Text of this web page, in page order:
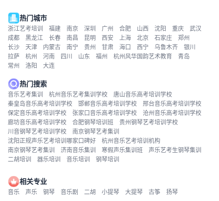
热门城市
浙江艺考培训 福建 南京 深圳 广州 合肥 山西 沈阳 重庆
武汉
成都
黑龙江 长春 南昌 昆明 西安 上海 北京 石家庄
郑州
长沙
天津 内蒙古 南宁 贵州 甘肃 海口 西宁 乌鲁木齐
银川
拉萨
杭州 河南 四川 山东 福州 杭州风华国韵艺术教育
青岛
常州
洛阳 大连
热门搜索
音乐艺考集训 杭州音乐艺考集训学校
唐山音乐高考培训学校
秦皇岛音乐高考培训学校
邯郸音乐高考培训学校
邢台音乐高考培训学校
保定音乐高考培训学校
张家口音乐高考培训学校
沧州音乐高考培训学校
廊坊音乐高考培训学校
合肥钢琴培训班
贵州钢琴艺考培训学校
川音钢琴艺考培训学校
南京钢琴艺考集训
沈阳正规声乐艺考培训哪家口碑好
杭州音乐艺考培训机构
南京钢琴艺考集训
济南音乐集训 寒假声乐集训班
声乐艺考生钢琴集训
二胡培训
器乐培训 音乐培训 钢琴培训
相关专业
音乐 声乐 钢琴 音乐剧 二胡 小提琴 大提琴 古筝 扬琴